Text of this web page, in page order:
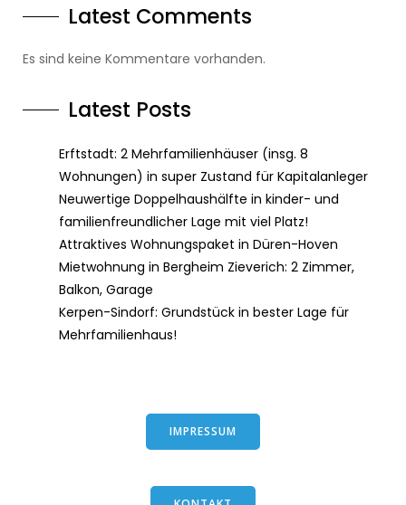
Latest Comments
Es sind keine Kommentare vorhanden.
Latest Posts
Erftstadt: 2 Mehrfamilienhäuser (insg. 8
Wohnungen) in super Zustand für Kapitalanleger
Neuwertige Doppelhaushälfte in kinder- und
familienfreundlicher Lage mit viel Platz!
Attraktives Wohnungspaket in Düren-Hoven
Mietwohnung in Bergheim Zieverich: 2 Zimmer,
Balkon, Garage
Kerpen-Sindorf: Grundstück in bester Lage für
Mehrfamilienhaus!
IMPRESSUM